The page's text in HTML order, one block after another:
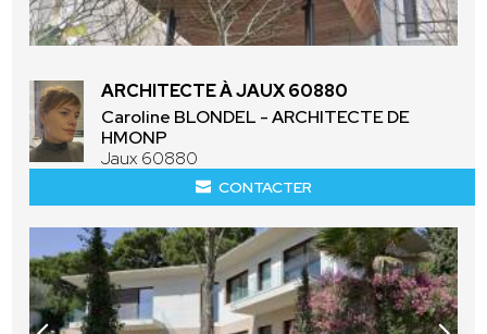
ARCHITECTE À JAUX 60880
Caroline BLONDEL - ARCHITECTE DE
HMONP
Jaux 60880
CONTACTER